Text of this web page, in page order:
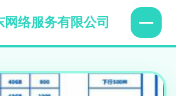
络服务有限公司